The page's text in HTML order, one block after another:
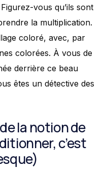
vous qu’ils sont
la multiplication.
coloré, avec, par
colorées. À vous de
derrière ce beau
êtes un détective des
la notion de
c’est